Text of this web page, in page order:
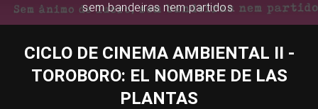
sem bandeiras nem partidos.
CICLO DE CINEMA AMBIENTAL II -
TOROBORO: EL NOMBRE DE LAS
PLANTAS